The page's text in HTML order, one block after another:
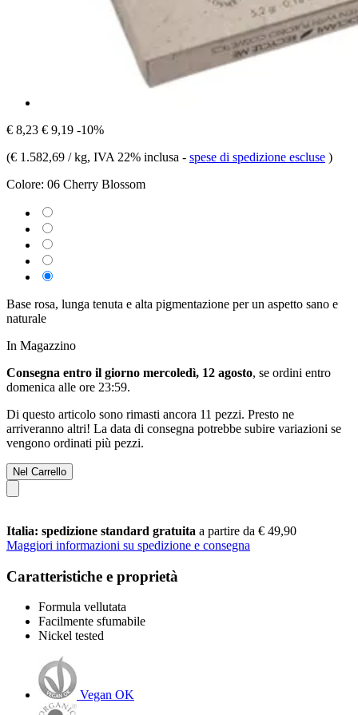
€ 8,23 € 9,19 -10%
(€ 1.582,69 / kg, IVA 22% inclusa - spese di spedizione escluse )
Colore: 06 Cherry Blossom
Base rosa, lunga tenuta e alta pigmentazione per un aspetto sano e
naturale
In Magazzino
Consegna entro il giorno mercoledì, 12 agosto, se ordini entro
domenica alle ore 23:59.
Di questo articolo sono rimasti ancora 11 pezzi. Presto ne
arriveranno altri! La data di consegna potrebbe subire variazioni se
vengono ordinati più pezzi.
Nel Carrello
Italia: spedizione standard gratuita a partire da € 49,90
Maggiori informazioni su spedizione e consegna
Caratteristiche e proprietà
Formula vellutata
Facilmente sfumabile
Nickel tested
Vegan OK